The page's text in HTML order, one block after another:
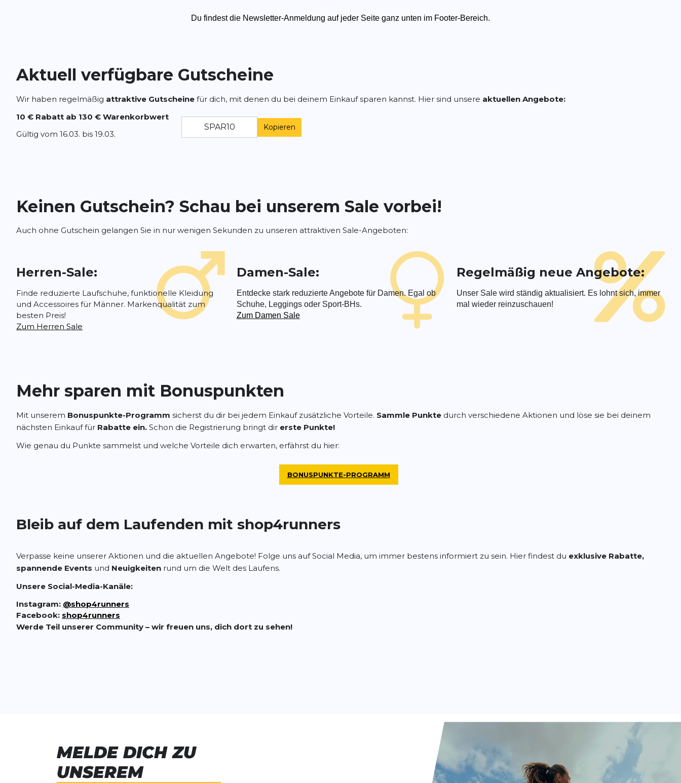
Du findest die Newsletter-Anmeldung auf jeder Seite ganz unten im Footer-Bereich.
Aktuell verfügbare Gutscheine
Wir haben regelmäßig attraktive Gutscheine für dich, mit denen du bei deinem Einkauf sparen kannst. Hier sind unsere aktuellen Angebote:
10 € Rabatt ab 130 € Warenkorbwert
Gültig vom 16.03. bis 19.03.
Kopieren
Keinen Gutschein? Schau bei unserem Sale vorbei!
Auch ohne Gutschein gelangen Sie in nur wenigen Sekunden zu unseren attraktiven Sale-Angeboten:
Herren-Sale:
Finde reduzierte Laufschuhe, funktionelle Kleidung
und Accessoires für Männer. Markenqualität zum
besten Preis!
Zum Herren Sale
Damen-Sale:
Entdecke stark reduzierte Angebote für Damen. Egal ob
Schuhe, Leggings oder Sport-BHs.
Zum Damen Sale
Regelmäßig neue Angebote:
Unser Sale wird ständig aktualisiert. Es lohnt sich, immer
mal wieder reinzuschauen!
Mehr sparen mit Bonuspunkten
Mit unserem Bonuspunkte-Programm sicherst du dir bei jedem Einkauf zusätzliche Vorteile. Sammle Punkte durch verschiedene Aktionen und löse sie bei deinem
nächsten Einkauf für Rabatte ein. Schon die Registrierung bringt dir erste Punkte!
Wie genau du Punkte sammelst und welche Vorteile dich erwarten, erfährst du hier:
BONUSPUNKTE-PROGRAMM
Bleib auf dem Laufenden mit shop4runners
Verpasse keine unserer Aktionen und die aktuellen Angebote! Folge uns auf Social Media, um immer bestens informiert zu sein. Hier findest du exklusive Rabatte,
spannende Events und Neuigkeiten rund um die Welt des Laufens.
Unsere Social-Media-Kanäle:
Instagram: @shop4runners
Facebook: shop4runners
Werde Teil unserer Community – wir freuen uns, dich dort zu sehen!
MELDE DICH ZU
UNSEREM